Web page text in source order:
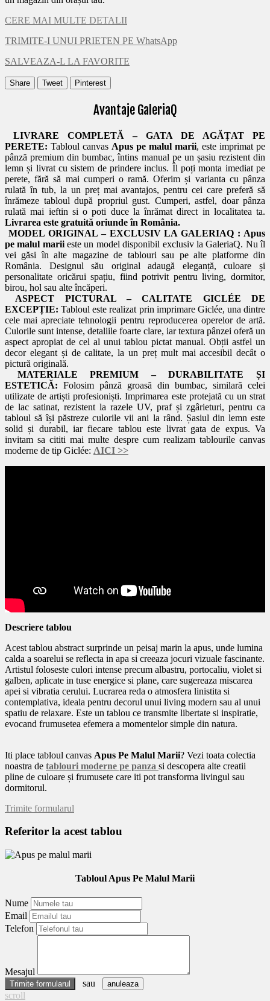
CERE MAI MULTE DETALII
TRIMITE-I UNUI PRIETEN PE WhatsApp
SALVEAZA-L LA FAVORITE
Share Tweet Pinterest
Avantaje GaleriaQ
LIVRARE COMPLETĂ – GATA DE AGĂȚAT PE
PERETE: Tabloul canvas Apus pe malul marii, este imprimat pe
pânză premium din bumbac, întins manual pe un șasiu rezistent din
lemn și livrat cu sistem de prindere inclus. Îl poți monta imediat pe
perete, fără să mai cumperi o ramă. Oferim și varianta cu pânza
rulată în tub, la un preț mai avantajos, pentru cei care preferă să
înrămeze tabloul după propriul gust. Cumperi, astfel, doar pânza
rulată mai ieftin si o poti duce la înrămat direct in localitatea ta.
Livrarea este gratuită oriunde în România.
MODEL ORIGINAL – EXCLUSIV LA GALERIAQ : Apus
pe malul mariieste un model disponibil exclusiv la GaleriaQ. Nu îl
vei găsi în alte magazine de tablouri sau pe alte platforme din
România. Designul său original adaugă eleganță, culoare și
personalitate oricărui spațiu, fiind potrivit pentru living, dormitor,
birou, hol sau alte încăperi.
ASPECT PICTURAL – CALITATE GICLÉE DE
EXCEPȚIE: Tabloul este realizat prin imprimare Giclée, una dintre
cele mai apreciate tehnologii pentru reproducerea operelor de artă.
Culorile sunt intense, detaliile foarte clare, iar textura pânzei oferă un
aspect apropiat de cel al unui tablou pictat manual. Obții astfel un
decor elegant și de calitate, la un preț mult mai accesibil decât o
pictură originală.
MATERIALE PREMIUM – DURABILITATE ȘI
ESTETICĂ: Folosim pânză groasă din bumbac, similară celei
utilizate de artiști profesioniști. Imprimarea este protejată cu un strat
de lac satinat, rezistent la razele UV, praf și zgârieturi, pentru ca
tabloul să își păstreze culorile vii ani la rând. Șasiul din lemn este
solid și durabil, iar fiecare tablou este livrat gata de expus. Va
invitam sa cititi mai multe despre cum realizam tablourile canvas
moderne de tip Giclée: AICI >>
Descriere tablou
Acest tablou abstract surprinde un peisaj marin la apus, unde lumina
calda a soarelui se reflecta in apa si creeaza jocuri vizuale fascinante.
Artistul foloseste culori intense precum albastru, portocaliu, violet si
galben, aplicate in tuse energice si plane, care sugereaza miscarea
apei si vibratia cerului. Lucrarea reda o atmosfera linistita si
contemplativa, ideala pentru decorul unui living modern sau al unui
spatiu de relaxare. Este un tablou ce transmite libertate si inspiratie,
evocand frumusetea efemera a momentelor simple din natura.
Iti place tabloul canvas Apus Pe Malul Marii? Vezi toata colectia
noastra de tablouri moderne pe panza si descopera alte creatii
pline de culoare și frumusete care iti pot transforma livingul sau
dormitorul.
Trimite formularul
Referitor la acest tablou
Tabloul Apus Pe Malul Marii
Nume
Email
Telefon
Mesajul
sau
anuleaza
scroll